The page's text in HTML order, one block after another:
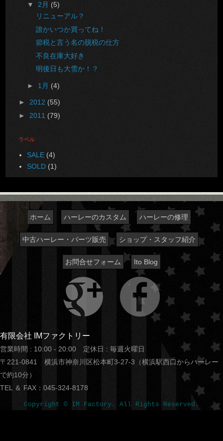
▼ 2月 (5)
リニューアル？
誰かいつか買ってね！
節税と言う名の脱税の仕方
不良在庫大好き
明後日も大雪か！？
► 1月 (4)
► 2012 (55)
► 2011 (79)
ラベル
SALE (4)
SOLD (1)
ホーム ハーレーのカスタム ハーレーの修理
中古ハーレー・パーツ販売 ショップ・スタッフ紹介
お問合せフォーム Ito Blog
有限会社 IMファクトリー
営業時間 : 10:00 - 20:00 定休日 : 毎週火曜日
〒221-0841 横浜市神奈川区松本町3-27-3（横浜駅西口からハーレー
で約10分）
TEL ＆ FAX：045-324-8178
Copyright © IM Factory. All Rights Reserved.